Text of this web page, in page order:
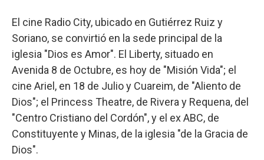
El cine Radio City, ubicado en Gutiérrez Ruiz y
Soriano, se convirtió en la sede principal de la
iglesia "Dios es Amor". El Liberty, situado en
Avenida 8 de Octubre, es hoy de "Misión Vida"; el
cine Ariel, en 18 de Julio y Cuareim, de "Aliento de
Dios"; el Princess Theatre, de Rivera y Requena, del
"Centro Cristiano del Cordón", y el ex ABC, de
Constituyente y Minas, de la iglesia "de la Gracia de
Dios".